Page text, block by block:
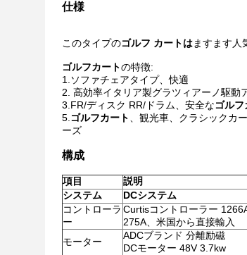
仕様
このタイプのゴルフ カートはますます人
ゴルフカートの特徴:
1.ソファチェアタイプ、快適
2. 高効率イタリア製グラツィアーノ駆動
3.FR/ディスク RR/ドラム、安全なゴルフ
5. ゴルフカート
、観光車、クラシックカ
ーズ
構成
項目
説明
システム
DCシステム
コントローラ
ー
Curtisコントローラー
275A、米国から直接輸入
モーター
ADCブランド 分離励磁
DCモーター 48V 3.7kw